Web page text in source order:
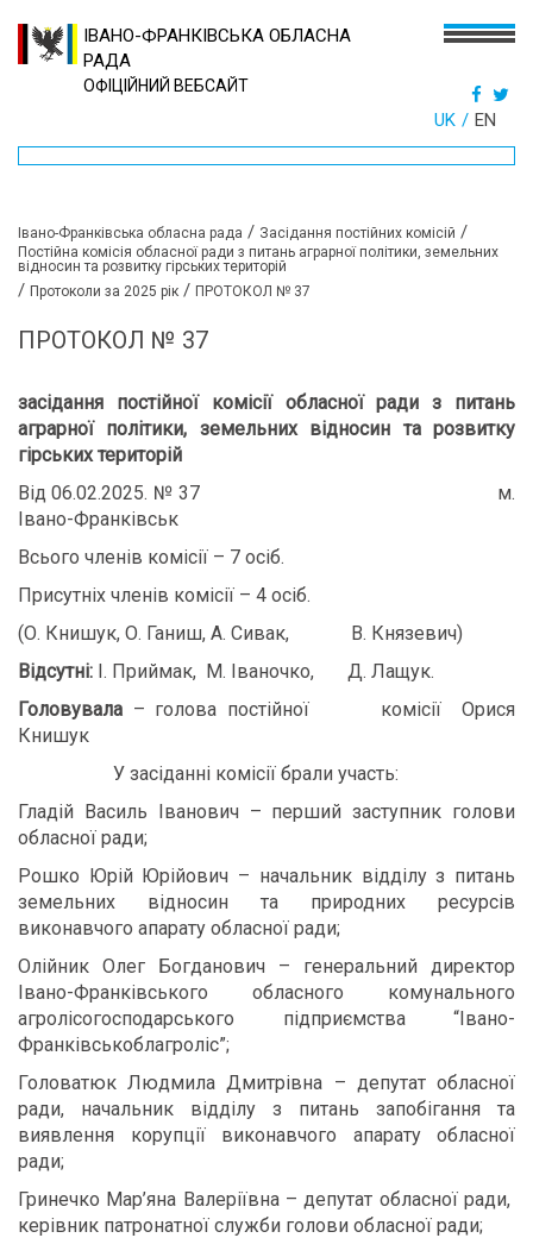
ІВАНО-ФРАНКІВСЬКА ОБЛАСНА
РАДА
ОФІЦІЙНИЙ ВЕБСАЙТ
UK EN
Івано-Франківська обласна рада / Засідання постійних комісій /
Постійна комісія обласної ради з питань аграрної політики, земельних
відносин та розвитку гірських територій
/ Протоколи за 2025 рік / ПРОТОКОЛ № 37
ПРОТОКОЛ № 37
засідання постійної комісії обласної ради з питань
аграрної політики, земельних відносин та розвитку
гірських територій
Від 06.02.2025. № 37 м.
Івано-Франківськ
Всього членів комісії – 7 осіб.
Присутніх членів комісії – 4 осіб.
(О. Книшук, О. Ганиш, А. Сивак, В. Князевич)
Відсутні: І. Приймак, М. Іваночко, Д. Лащук.
Головувала – голова постійної комісії Орися
Книшук
У засіданні комісії брали участь:
Гладій Василь Іванович – перший заступник голови
обласної ради;
Рошко Юрій Юрійович – начальник відділу з питань
земельних відносин та природних ресурсів
виконавчого апарату обласної ради;
Олійник Олег Богданович – генеральний директор
Івано-Франківського обласного комунального
агролісогосподарського підприємства “Івано-
Франківськоблагроліс”;
Головатюк Людмила Дмитрівна – депутат обласної
ради, начальник відділу з питань запобігання та
виявлення корупції виконавчого апарату обласної
ради;
Гринечко Мар’яна Валеріївна – депутат обласної ради,
керівник патронатної служби голови обласної ради;